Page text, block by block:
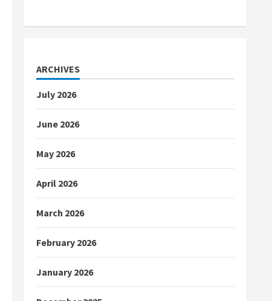
ARCHIVES
July 2026
June 2026
May 2026
April 2026
March 2026
February 2026
January 2026